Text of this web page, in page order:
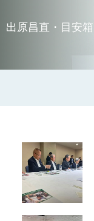
出原昌直・目安箱